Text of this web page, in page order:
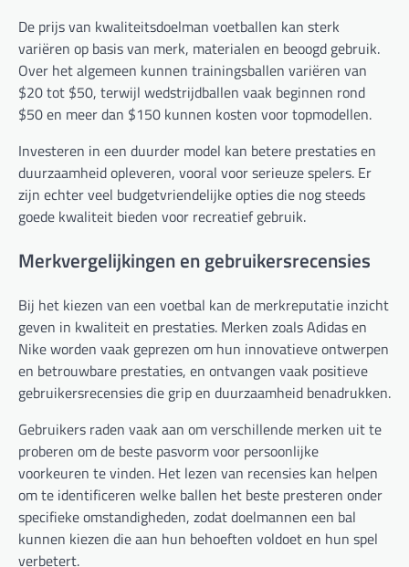
De prijs van kwaliteitsdoelman voetballen kan sterk
variëren op basis van merk, materialen en beoogd gebruik.
Over het algemeen kunnen trainingsballen variëren van
$20 tot $50, terwijl wedstrijdballen vaak beginnen rond
$50 en meer dan $150 kunnen kosten voor topmodellen.
Investeren in een duurder model kan betere prestaties en
duurzaamheid opleveren, vooral voor serieuze spelers. Er
zijn echter veel budgetvriendelijke opties die nog steeds
goede kwaliteit bieden voor recreatief gebruik.
Merkvergelijkingen en gebruikersrecensies
Bij het kiezen van een voetbal kan de merkreputatie inzicht
geven in kwaliteit en prestaties. Merken zoals Adidas en
Nike worden vaak geprezen om hun innovatieve ontwerpen
en betrouwbare prestaties, en ontvangen vaak positieve
gebruikersrecensies die grip en duurzaamheid benadrukken.
Gebruikers raden vaak aan om verschillende merken uit te
proberen om de beste pasvorm voor persoonlijke
voorkeuren te vinden. Het lezen van recensies kan helpen
om te identificeren welke ballen het beste presteren onder
specifieke omstandigheden, zodat doelmannen een bal
kunnen kiezen die aan hun behoeften voldoet en hun spel
verbetert.